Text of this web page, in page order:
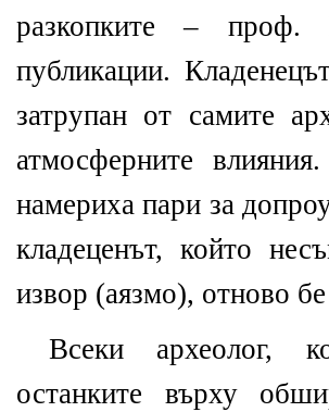
разкопките –
публикации.
затрупан от самите
атмосферните
намериха пари за
кладеценът, който
извор (аязмо), отново
Всеки археолог,
останките върху